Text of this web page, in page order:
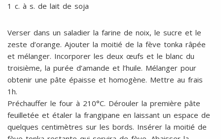
1 c. à s. de lait de soja
Verser dans un saladier la farine de noix, le sucre et le
zeste d’orange. Ajouter la moitié de la fève tonka râpée
et mélanger. Incorporer les deux œufs et le blanc du
troisième, la purée d’amande et l’huile. Mélanger pour
obtenir une pâte épaisse et homogène. Mettre au frais
1h.
Préchauffer le four à 210°C. Dérouler la première pâte
feuilletée et étaler la frangipane en laissant un espace de
quelques centimètres sur les bords. Insérer la moitié de